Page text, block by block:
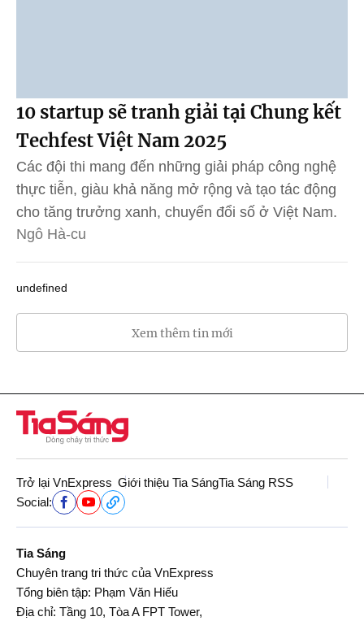
10 startup sẽ tranh giải tại Chung kết
Techfest Việt Nam 2025
Các đội thi mang đến những giải pháp công nghệ
thực tiễn, giàu khả năng mở rộng và tạo tác động
cho tăng trưởng xanh, chuyển đổi số ở Việt Nam.
Ngô Hà-cu
undefined
Xem thêm tin mới
Trở lại VnExpress Giới thiệu Tia SángTia Sáng RSS
Social:
Tia Sáng
Chuyên trang tri thức của VnExpress
Tổng biên tập: Phạm Văn Hiếu
Địa chỉ: Tầng 10, Tòa A FPT Tower,